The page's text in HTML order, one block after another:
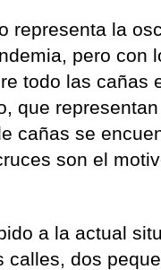
representa la
pero con
todo las
que
cañas se
son el
a la actual
calles, dos